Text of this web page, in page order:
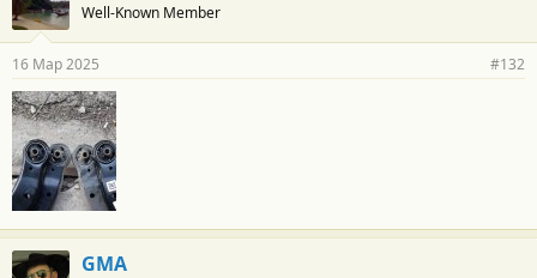
Well-Known Member
16 Мар 2025 #132
GMA